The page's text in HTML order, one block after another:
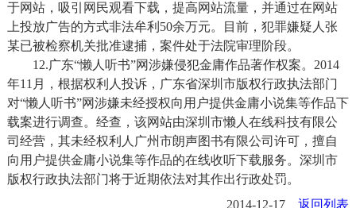
于网站，吸引网民观看下载，提高网站流量，并通过在网站
上投放广告的方式非法牟利50余万元。目前，犯罪嫌疑人张
某已被检察机关批准逮捕，案件处于法院审理阶段。
12.广东“懒人听书”网涉嫌侵犯金庸作品著作权案。2014
年11月，根据权利人投诉，广东省深圳市版权行政执法部门
对“懒人听书”网涉嫌未经授权向用户提供金庸小说集等作品下
载案进行调查。经查，该网站由深圳市懒人在线科技有限公
司经营，其未经权利人广州市朗声图书有限公司许可，擅自
向用户提供金庸小说集等作品的在线收听下载服务。深圳市
版权行政执法部门将于近期依法对其作出行政处罚。
2014-12-17返回列表